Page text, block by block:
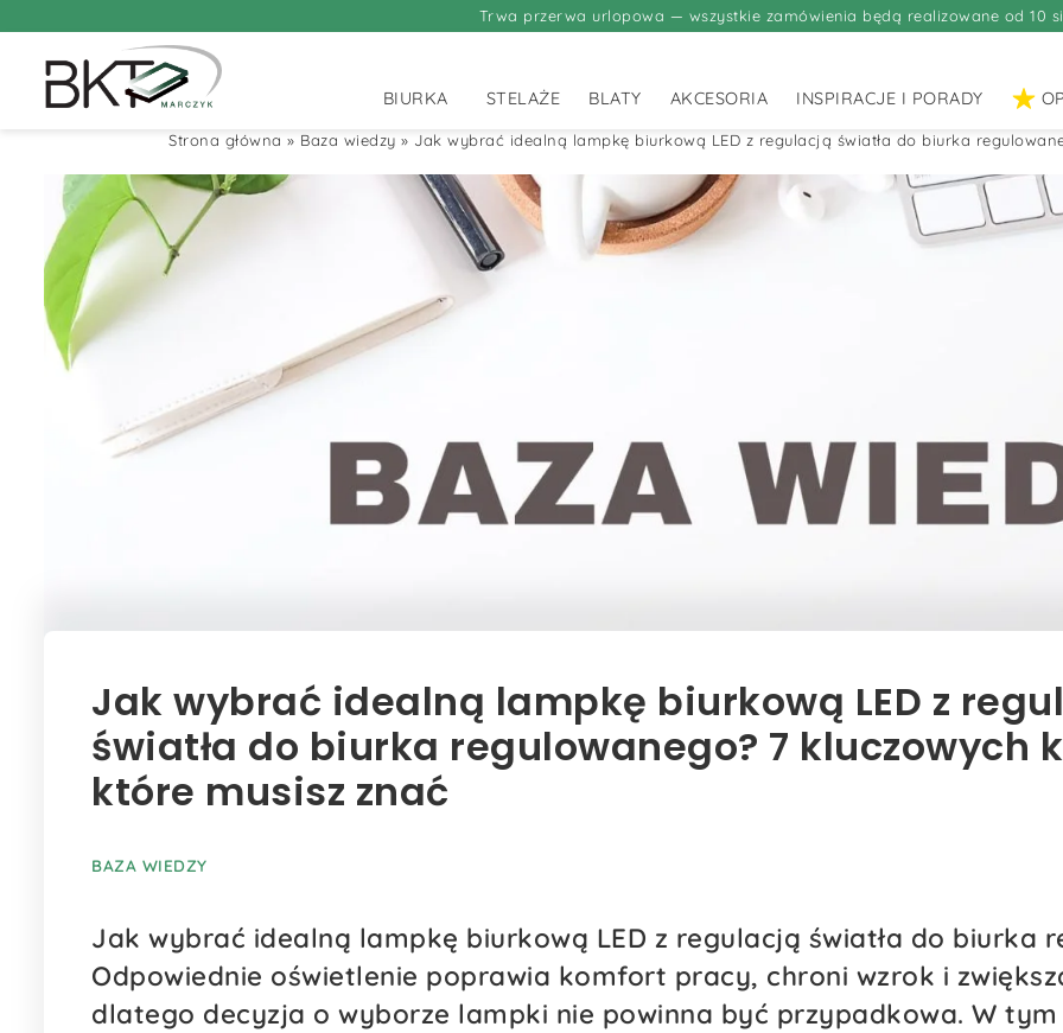
Trwa przerwa urlopowa — wszystkie zamówienia będą realizowane od 10
BIURKA STELAŻE BLATY AKCESORIA INSPIRACJE I PORADY
Strona główna » Baza wiedzy » Jak wybrać idealną lampkę biurkową LED z regulacją światła do biurka
Jak wybrać idealną lampkę biurkową LED z
światła do biurka regulowanego? 7 kluczowych
które musisz znać
BAZA WIEDZY
Jak wybrać idealną lampkę biurkową LED z regulacją światła do biurka
Odpowiednie oświetlenie poprawia komfort pracy, chroni wzrok i
dlatego decyzja o wyborze lampki nie powinna być przypadkowa. W